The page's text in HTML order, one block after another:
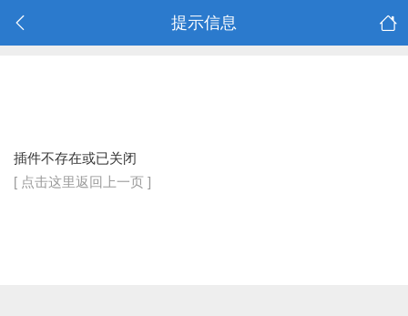
提示信息
插件不存在或已关闭
[ 点击这里返回上一页 ]